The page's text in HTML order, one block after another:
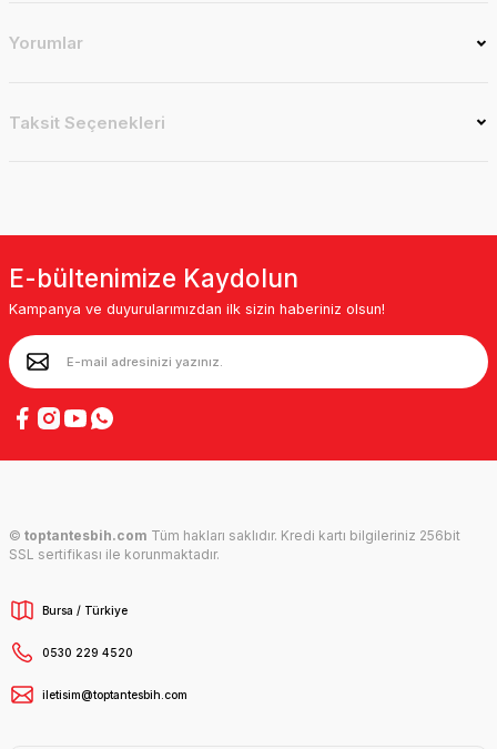
Yorumlar
Taksit Seçenekleri
E-bültenimize Kaydolun
Kampanya ve duyurularımızdan ilk sizin haberiniz olsun!
© toptantesbih.com Tüm hakları saklıdır. Kredi kartı bilgileriniz 256bit
SSL sertifikası ile korunmaktadır.
Bursa / Türkiye
0530 229 4520
iletisim@toptantesbih.com